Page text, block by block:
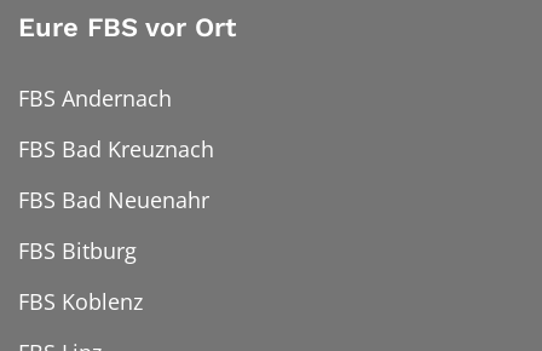
Eure FBS vor Ort
FBS Andernach
FBS Bad Kreuznach
FBS Bad Neuenahr
FBS Bitburg
FBS Koblenz